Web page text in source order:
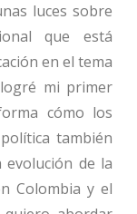
luces sobre
que está
en el tema
mi primer
cómo los
también
evolución de la
Colombia y el